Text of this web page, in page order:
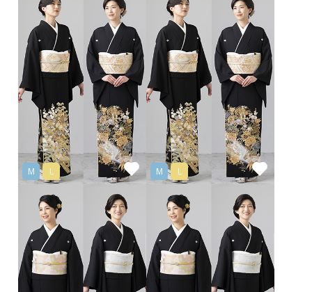
M L M L